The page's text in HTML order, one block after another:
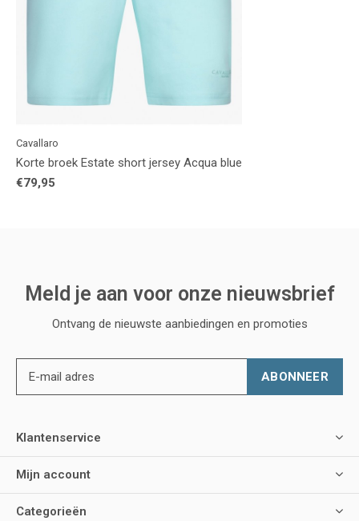
Cavallaro
Korte broek Estate short jersey Acqua blue
€79,95
Meld je aan voor onze nieuwsbrief
Ontvang de nieuwste aanbiedingen en promoties
ABONNEER
Klantenservice
Mijn account
Categorieën